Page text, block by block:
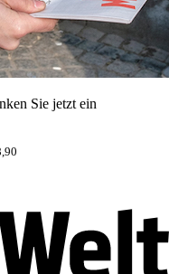
Sie jetzt ein